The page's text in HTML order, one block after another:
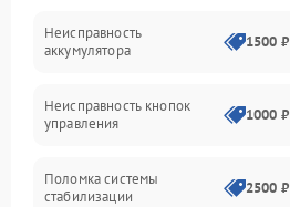
Неисправность
аккумулятора
1500 ₽
Неисправность кнопок
управления
1000 ₽
Поломка системы
стабилизации
2500 ₽